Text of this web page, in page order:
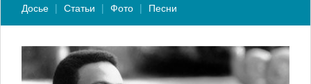
Досье Статьи Фото Песни